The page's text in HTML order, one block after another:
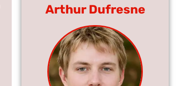
Arthur Dufresne